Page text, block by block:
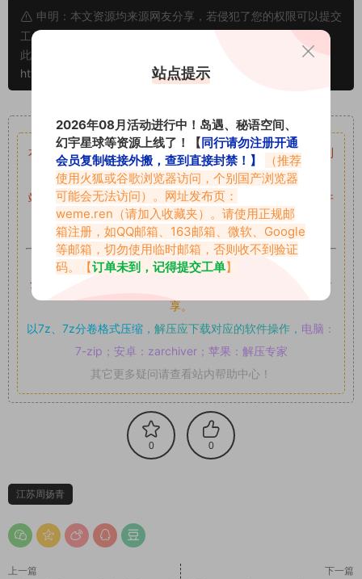
申明：本文资源均来源网友分享，若侵犯了您的权限可以提交
工单处理。
此外本文章皆属于原创文章，转载请注明出处！原文链接：
https://www.vmiba.com/19025.html
重要声明
本站资源均来自网络分享，如有侵犯你的权益请私信留言
收到
留言后，我们会第一时间进行审核后删除。
站内资源为网友个人学习或测试研究使用，未经原版权作者许
可,禁止用于任何商业途径！请在下载24小时内删除！
如果遇到付费才可获取的素材，建议升级
对应的VIP。
全站付费素材可提供补档服务
素材以主流网盘分
享。
以7z、7z分卷格式压缩， 解压应下载对应的软件操作， 电脑：
7-zip；安卓：zarchiver；苹果：解压专家
其它更多疑问请查看站内帮助中心！
0 0
江苏周扬青
上一篇 下一篇
站点提示
2026年08月活动进行中！岛遇、秘语空间、
幻宇星球等资源上线了！【同行请勿注册开通
会员复制链接外搬，查到直接封禁！】
（推荐
使用火狐或谷歌浏览器访问，个别国产浏览器
可能会无法访问）。网址发布页：
weme.ren （请加入收藏夹）。请使用正规邮
箱注册，如QQ邮箱、163邮箱、微软、Google
等邮箱，切勿使用临时邮箱，否则收不到验证
码。【订单未到，记得提交工单】